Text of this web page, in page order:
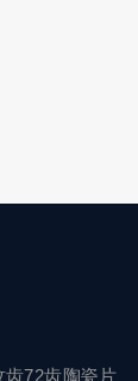
齿72齿陶瓷片